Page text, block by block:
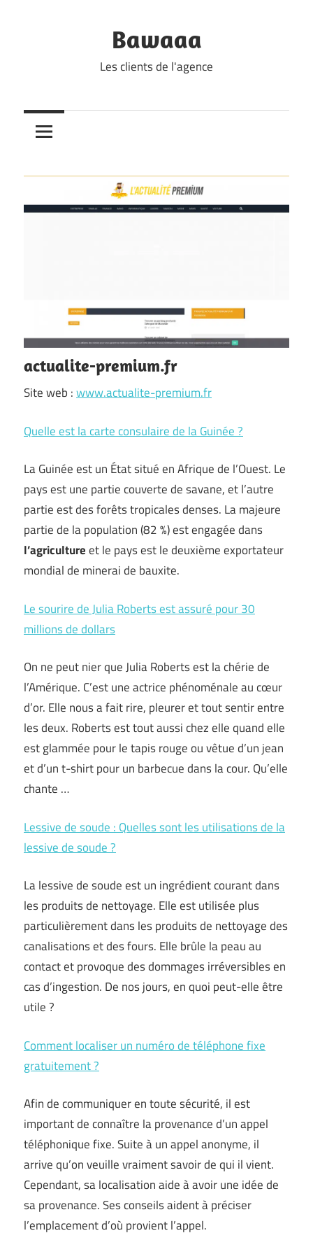
Bawaaa
Les clients de l'agence
actualite-premium.fr
Site web :www.actualite-premium.fr
Quelle est la carte consulaire de la Guinée ?
La Guinée est un État situé en Afrique de l’Ouest. Le
pays est une partie couverte de savane, et l’autre
partie est des forêts tropicales denses. La majeure
partie de la population (82 %) est engagée dans
l’agricultureet le pays est le deuxième exportateur
mondial de minerai de bauxite.
Le sourire de Julia Roberts est assuré pour 30
millions de dollars
On ne peut nier que Julia Roberts est la chérie de
l’Amérique. C’est une actrice phénoménale au cœur
d’or. Elle nous a fait rire, pleurer et tout sentir entre
les deux. Roberts est tout aussi chez elle quand elle
est glammée pour le tapis rouge ou vêtue d’un jean
et d’un t-shirt pour un barbecue dans la cour. Qu’elle
chante …
Lessive de soude : Quelles sont les utilisations de la
lessive de soude ?
La lessive de soude est un ingrédient courant dans
les produits de nettoyage. Elle est utilisée plus
particulièrement dans les produits de nettoyage des
canalisations et des fours. Elle brûle la peau au
contact et provoque des dommages irréversibles en
cas d’ingestion. De nos jours, en quoi peut-elle être
utile ?
Comment localiser un numéro de téléphone fixe
gratuitement ?
Afin de communiquer en toute sécurité, il est
important de connaître la provenance d’un appel
téléphonique fixe. Suite à un appel anonyme, il
arrive qu’on veuille vraiment savoir de qui il vient.
Cependant, sa localisation aide à avoir une idée de
sa provenance. Ses conseils aident à préciser
l’emplacement d’où provient l’appel.